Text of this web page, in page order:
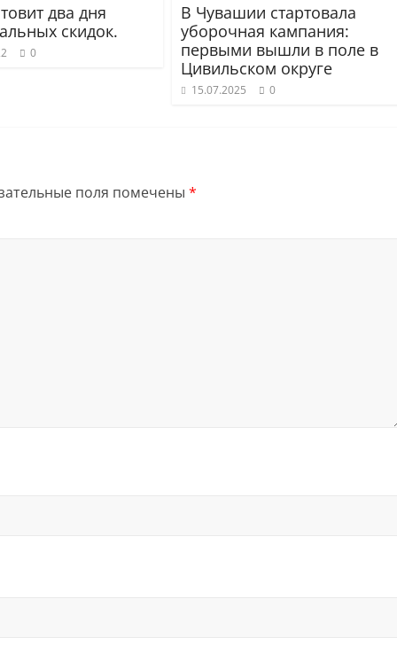
два дня
скидок.
0
В Чувашии стартовала
уборочная кампания:
первыми вышли в поле в
Цивильском округе
15.07.2025 0
поля помечены *